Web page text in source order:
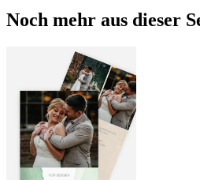
Noch mehr aus dieser